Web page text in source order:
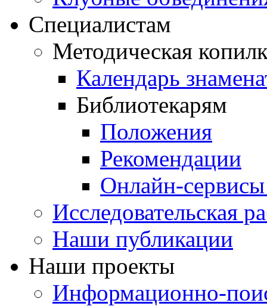
Специалистам
Методическая
Календарь
Библиотекарям
Положения
Рекомендации
Онлайн-сервисы
Исследовательская
Наши публикации
Наши проекты
Информационно-